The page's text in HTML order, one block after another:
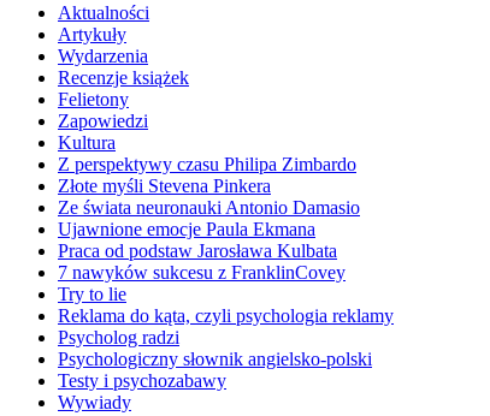
Aktualności
Artykuły
Wydarzenia
Recenzje książek
Felietony
Zapowiedzi
Kultura
Z perspektywy czasu Philipa Zimbardo
Złote myśli Stevena Pinkera
Ze świata neuronauki Antonio Damasio
Ujawnione emocje Paula Ekmana
Praca od podstaw Jarosława Kulbata
7 nawyków sukcesu z FranklinCovey
Try to lie
Reklama do kąta, czyli psychologia reklamy
Psycholog radzi
Psychologiczny słownik angielsko-polski
Testy i psychozabawy
Wywiady